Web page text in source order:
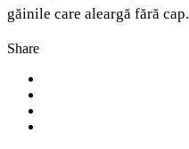
găinile care aleargă fără cap.
Share